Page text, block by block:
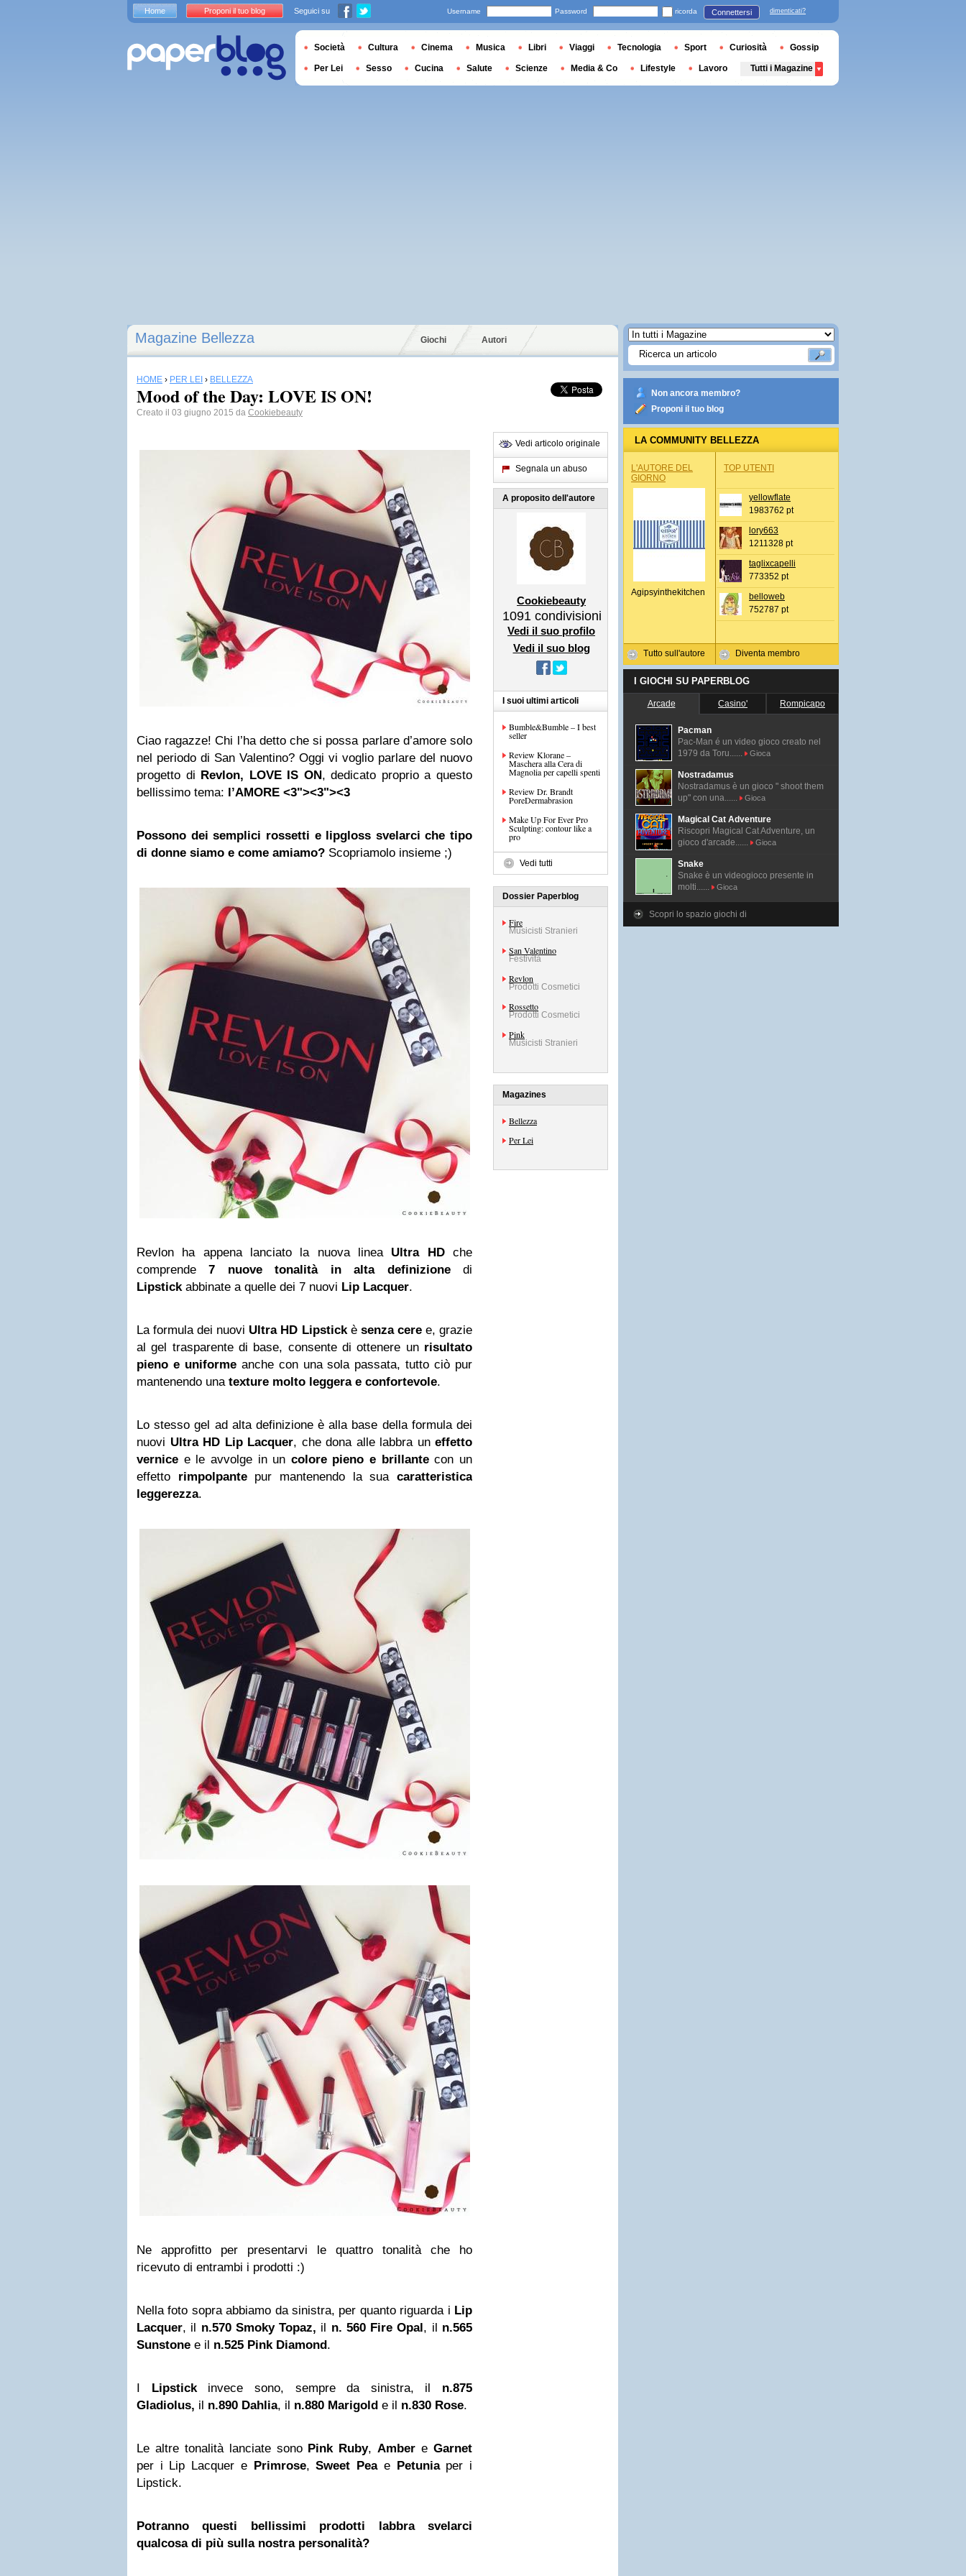
Magazine Bellezza Giochi Autori
HOME › PER LEI › BELLEZZA
Mood of the Day: LOVE IS ON!
Creato il 03 giugno 2015 da Cookiebeauty
Ciao ragazze! Chi l’ha detto che si possa parlare d’amore solo
nel periodo di San Valentino? Oggi vi voglio parlare del nuovo
progetto di Revlon, LOVE IS ON, dedicato proprio a questo
bellissimo tema: l’AMORE <3"><3"><3
Possono dei semplici rossetti e lipgloss svelarci che tipo
di donne siamo e come amiamo? Scopriamolo insieme ;)
Revlon ha appena lanciato la nuova linea Ultra HDche
comprende 7 nuove tonalità in alta definizionedi
Lipstickabbinate a quelle dei 7 nuovi Lip Lacquer.
La formula dei nuovi Ultra HD Lipstickè senza ceree, grazie
al gel trasparente di base, consente di ottenere un risultato
pieno e uniformeanche con una sola passata, tutto ciò pur
mantenendo una texture molto leggera e confortevole.
Lo stesso gel ad alta definizione è alla base della formula dei
nuovi Ultra HD Lip Lacquer, che dona alle labbra uneffetto
vernice e le avvolge in un colore pieno e brillantecon un
effetto rimpolpantepur mantenendo la suacaratteristica
leggerezza.
Ne approfitto per presentarvi le quattro tonalità che ho
ricevuto di entrambi i prodotti :)
Nella foto sopra abbiamo da sinistra, per quanto riguarda i Lip
Lacquer, il n.570 Smoky Topaz, il n. 560 Fire Opal, il n.565
Sunstone e il n.525 Pink Diamond.
I Lipstickinvece sono, sempre da sinistra, il n.875
Gladiolus, il n.890 Dahlia, il n.880 Marigold e il n.830 Rose.
Le altre tonalità lanciate sono Pink Ruby,Amber eGarnet
per i Lip Lacquer e Primrose,Sweet Peae Petuniaper i
Lipstick.
Potranno questi bellissimi prodotti labbra svelarci
qualcosa di più sulla nostra personalità?
Vedi articolo originale
Segnala un abuso
A proposito dell'autore
Cookiebeauty
1091 condivisioni
Vedi il suo profilo
Vedi il suo blog
I suoi ultimi articoli
Bumble&Bumble – I best
seller
Review Klorane –
Maschera alla Cera di
Magnolia per capelli spenti
Review Dr. Brandt
PoreDermabrasion
Make Up For Ever Pro
Sculpting: contour like a
pro
Vedi tutti
Dossier Paperblog
Fire
Musicisti Stranieri
San Valentino
Festività
Revlon
Prodotti Cosmetici
Rossetto
Prodotti Cosmetici
Pink
Musicisti Stranieri
Magazines
Bellezza
Per Lei
Non ancora membro?
Proponi il tuo blog
LA COMMUNITY BELLEZZA
L'AUTORE DEL
GIORNO
Agipsyinthekitchen
Tutto sull'autore
TOP UTENTI
yellowflate
1983762 pt
lory663
1211328 pt
taglixcapelli
773352 pt
belloweb
752787 pt
Diventa membro
I GIOCHI SU PAPERBLOG
Arcade Casino' Rompicapo
Pacman
Pac-Man é un video gioco creato nel
1979 da Toru......
Gioca
Nostradamus
Nostradamus è un gioco " shoot them
up" con una......
Gioca
Magical Cat Adventure
Riscopri Magical Cat Adventure, un
gioco d'arcade......
Gioca
Snake
Snake è un videogioco presente in
molti......
Gioca
Scopri lo spazio giochi di
Home Proponi il tuo blog Seguici su Username Password ricorda Connettersi dimenticati?
Società Cultura Cinema Musica Libri Viaggi Tecnologia Sport Curiosità Gossip
Per Lei Sesso Cucina Salute Scienze Media & Co Lifestyle Lavoro Tutti i Magazine